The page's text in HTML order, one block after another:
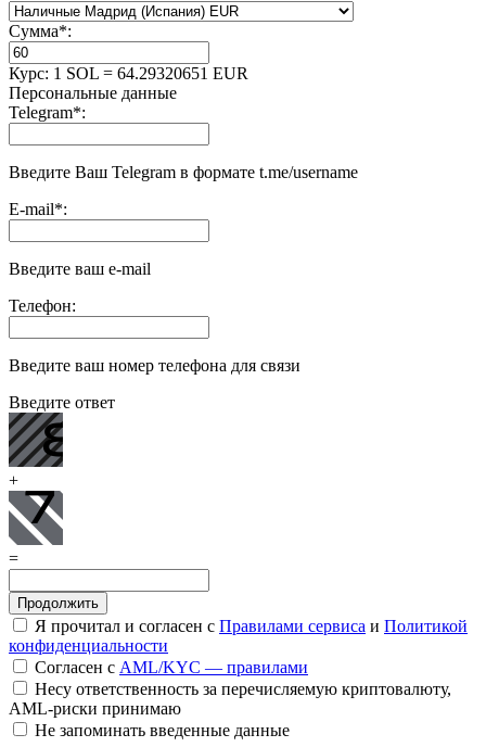
Сумма*:
Курс: 1 SOL = 64.29320651 EUR
Персональные данные
Telegram*:
Введите Ваш Telegram в формате t.me/username
E-mail*:
Введите ваш e-mail
Телефон:
Введите ваш номер телефона для связи
Введите ответ
+
=
Я прочитал и согласен с Правилами сервиса и Политикой
конфиденциальности
Согласен с AML/KYC — правилами
Несу ответственность за перечисляемую криптовалюту,
AML-риски принимаю
Не запоминать введенные данные